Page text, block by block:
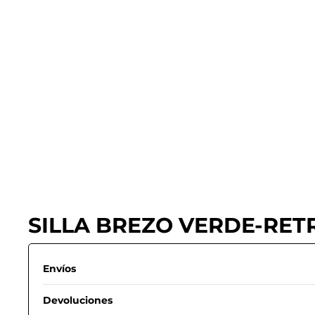
SILLA BREZO VERDE-
Envíos
Devoluciones